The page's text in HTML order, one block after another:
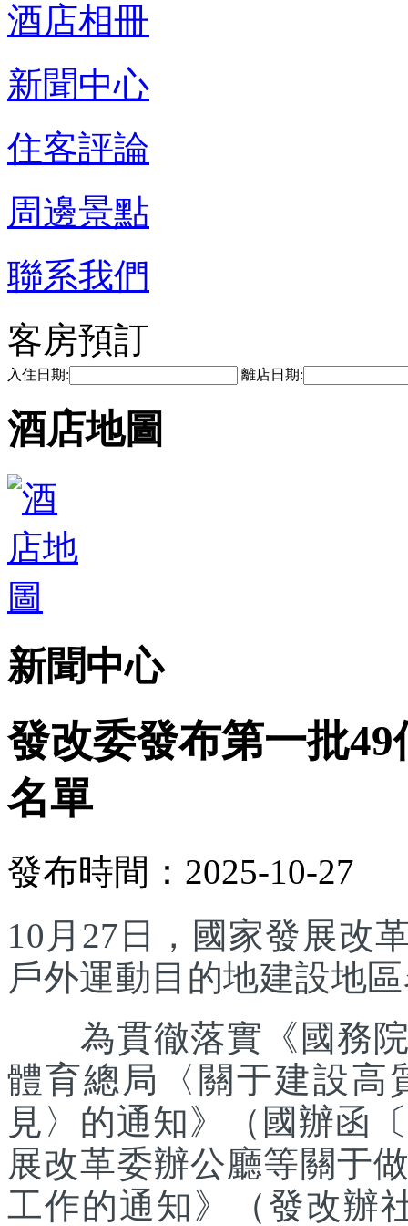
酒店相冊
新聞中心
住客評論
周邊景點
聯系我們
客房預訂
入住日期: 離店日期:
酒店地圖
新聞中心
發改委發布第一批
名單
發布時間：2025-10-27
10月27日，國家發展改
戶外運動目的地建設地
為貫徹落實《國務院
體育總局〈關于建設高
見〉的通知》（國辦函
展改革委辦公廳等關于
工作的通知》（發改辦